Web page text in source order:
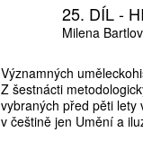
25. DÍL -
Milena
Významných
Z šestnácti
vybraných před pěti lety
v češtině jen Umění a